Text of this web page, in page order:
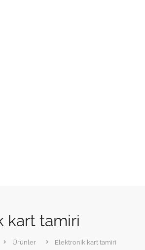
kart tamiri
Ürünler Elektronik kart tamiri